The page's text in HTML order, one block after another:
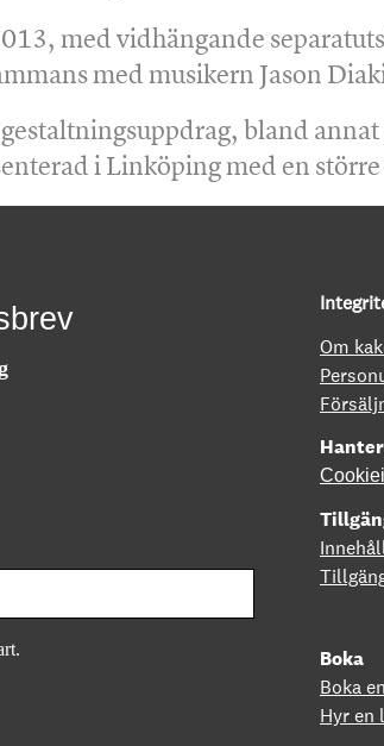
med vidhängande
med musikern Jason
bland
i Linköping med en
Om
Boka
Boka
Hyr en